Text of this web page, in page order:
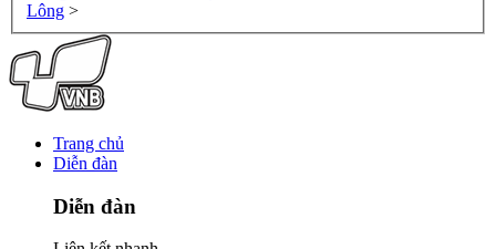
Lông >
Trang chủ
Diễn đàn
Diễn đàn